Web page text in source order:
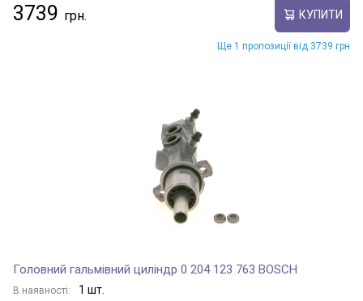
3739 КУПИТИ
Ще 1 пропозиції від 3739 грн
Головний гальмівний циліндр 0 204 123 763 BOSCH
В наявності: 1 шт.